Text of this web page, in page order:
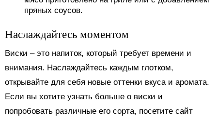
пряных соусов.
Наслаждайтесь моментом
Виски – это напиток, который требует времени и
внимания. Наслаждайтесь каждым глотком,
открывайте для себя новые оттенки вкуса и аромата.
Если вы хотите узнать больше о виски и
попробовать различные его сорта, посетите сайт